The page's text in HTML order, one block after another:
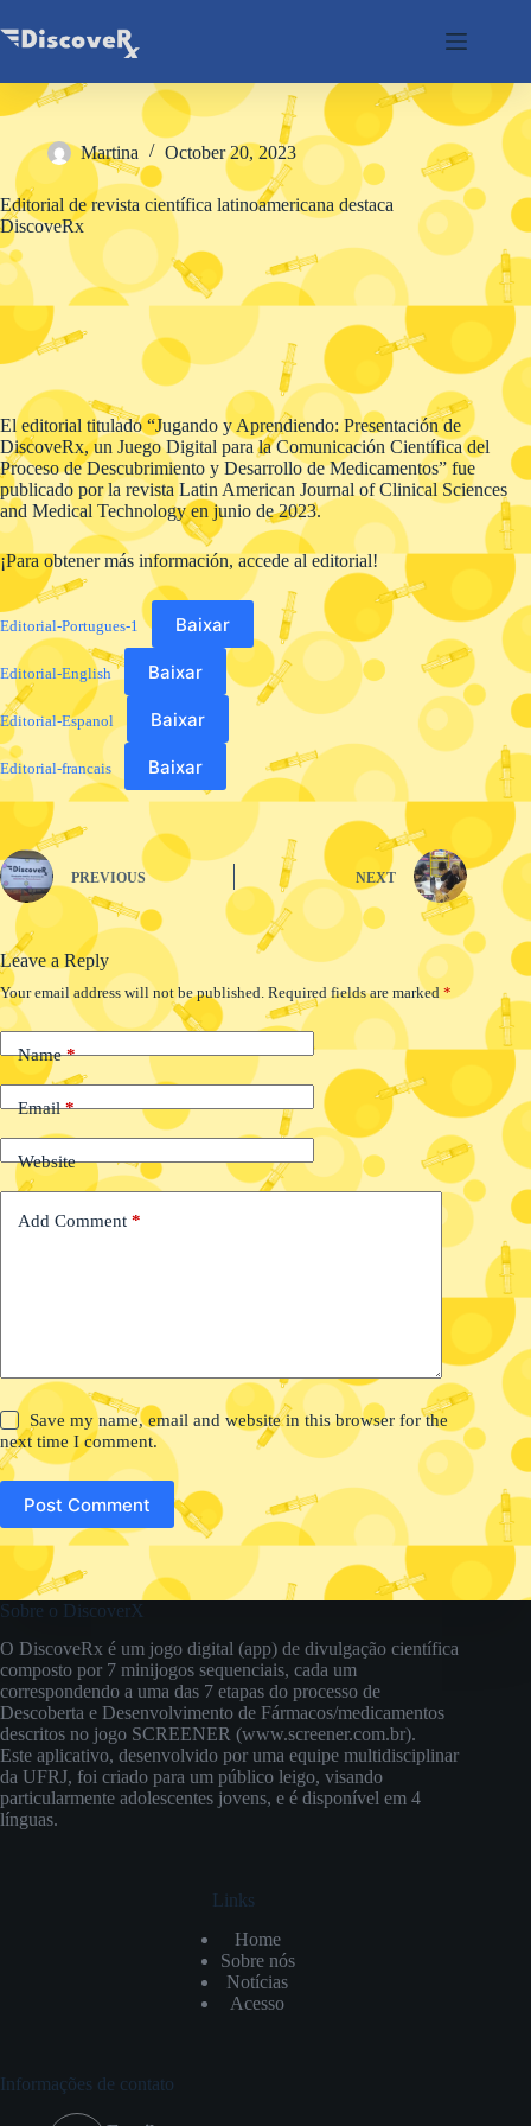
to
content
Martina October 20, 2023
Editorial de revista científica latinoamericana destaca
DiscoveRx
El editorial titulado “Jugando y Aprendiendo: Presentación de
DiscoveRx, un Juego Digital para la Comunicación Científica del
Proceso de Descubrimiento y Desarrollo de Medicamentos” fue
publicado por la revista Latin American Journal of Clinical Sciences
and Medical Technology en junio de 2023.
¡Para obtener más información, accede al editorial!
Editorial-Portugues-1 Baixar
Editorial-English Baixar
Editorial-Espanol Baixar
Editorial-francais Baixar
PREVIOUS NEXT
Leave a Reply
Your email address will not be published. Required fields are marked *
Name*
Email*
Website
Add Comment *
Save my name, email and website in this browser for the
next time I comment.
Post Comment
Sobre o DiscoverX
O DiscoveRx é um jogo digital (app) de divulgação científica
composto por 7 minijogos sequenciais, cada um
correspondendo a uma das 7 etapas do processo de
Descoberta e Desenvolvimento de Fármacos/medicamentos
descritos no jogo SCREENER (www.screener.com.br).
Este aplicativo, desenvolvido por uma equipe multidisciplinar
da UFRJ, foi criado para um público leigo, visando
particularmente adolescentes jovens, e é disponível em 4
línguas.
Links
Home
Sobre nós
Notícias
Acesso
Informações de contato